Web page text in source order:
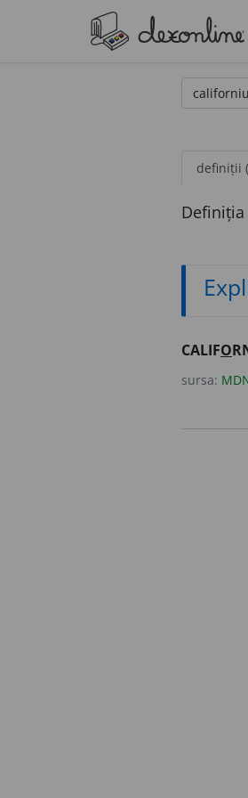
definiții
Definiția
CALIFO
sursa: